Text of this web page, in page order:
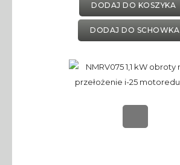
DODAJ DO KOSZYKA
DODAJ DO SCHOWKA